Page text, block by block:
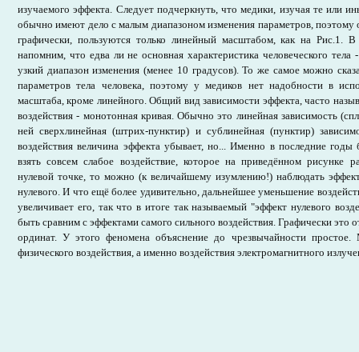
изучаемого эффекта. Следует подчеркнуть, что медики, изучая те или
обычно имеют дело с малым диапазоном изменения параметров, поэтому
графически, пользуются только линейный масштабом, как на Рис.1. В
напомним, что едва ли не основная характеристика человеческого
узкий диапазон изменения (менее 10 градусов). То же самое можно
параметров тела человека, поэтому у медиков нет надобности в
масштаба, кроме линейного. Общий вид зависимости эффекта, часто
воздействия - монотонная кривая. Обычно это линейная зависимость
ней сверхлинейная (штрих-пунктир) и сублинейная (пунктир)
воздействия величина эффекта убывает, но... Именно в последние
взять совсем слабое воздействие, которое на приведённом рисунке
нулевой точке, то можно (к величайшему изумлению!) наблюдать
нулевого. И что ещё более удивительно, дальнейшее уменьшение
увеличивает его, так что в итоге так называемый "эффект нулевого
быть сравним с эффектами самого сильного воздействия. Графически это
ординат. У этого феномена объяснение до чрезвычайности
физического воздействия, а именно воздействия электромагнитного